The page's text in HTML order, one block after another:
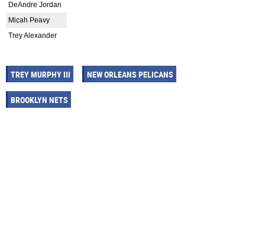
DeAndre Jordan
Micah Peavy
Trey Alexander
TREY MURPHY III NEW ORLEANS PELICANS
BROOKLYN NETS